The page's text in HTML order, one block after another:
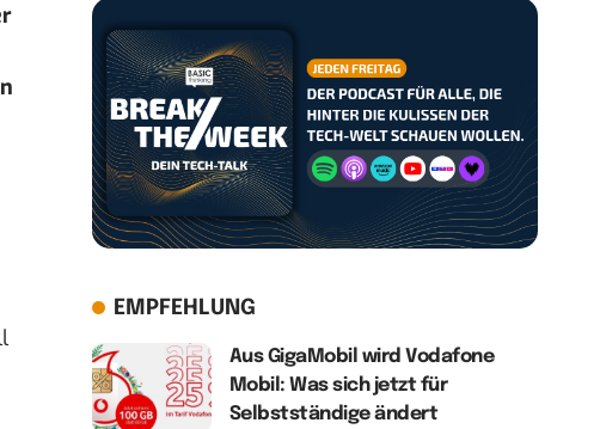
EMPFEHLUNG
Aus GigaMobil wird Vodafone
Mobil: Was sich jetzt für
Selbstständige ändert